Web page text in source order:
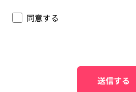
同意する
送信する